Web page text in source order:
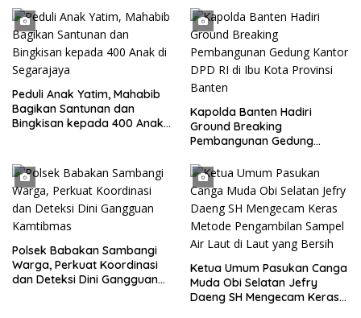
Tanggerang Kota
Peduli Anak Yatim, Mahabib
Bagikan Santunan dan
Bingkisan kepada 400 Anak
Kapolda Banten Hadiri
Ground Breaking
Pembangunan Gedung
Provinsi Banten
Polsek Babakan Sambangi
Warga, Perkuat Koordinasi
dan Deteksi Dini Gangguan
Ketua Umum Pasukan Canga
Muda Obi Selatan Jefry
Daeng SH Mengecam Keras